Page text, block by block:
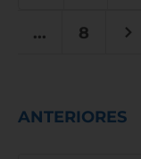
... 8
ANTERIORES